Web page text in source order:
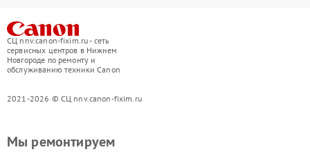
СЦ nnv.canon-fixim.ru - сеть
сервисных центров в Нижнем
Новгороде по ремонту и
обслуживанию техники Canon
2021-2026 © СЦ nnv.canon-fixim.ru
Мы ремонтируем